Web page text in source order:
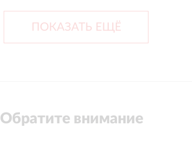
ПОКАЗАТЬ ЕЩЁ
Обратите внимание